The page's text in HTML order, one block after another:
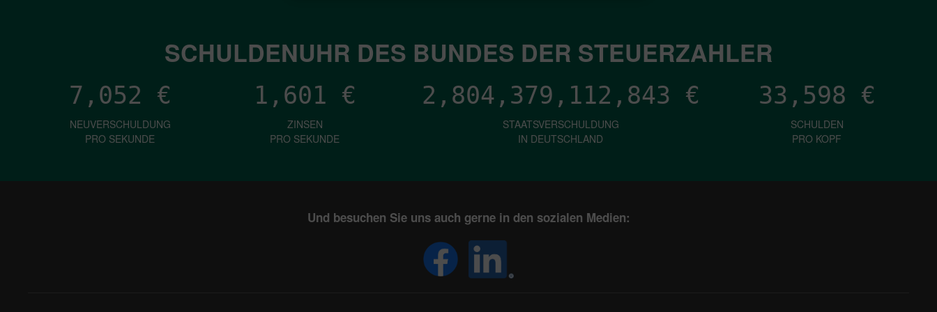
SCHULDENUHR DES BUNDES DER STEUERZAHLER
7,052 €
NEUVERSCHULDUNG
PRO SEKUNDE
1,601 €
ZINSEN
PRO SEKUNDE
2,804,379,115,374 €
STAATSVERSCHULDUNG
IN DEUTSCHLAND
33,598 €
SCHULDEN
PRO KOPF
Und besuchen Sie uns auch gerne in den sozialen Medien: